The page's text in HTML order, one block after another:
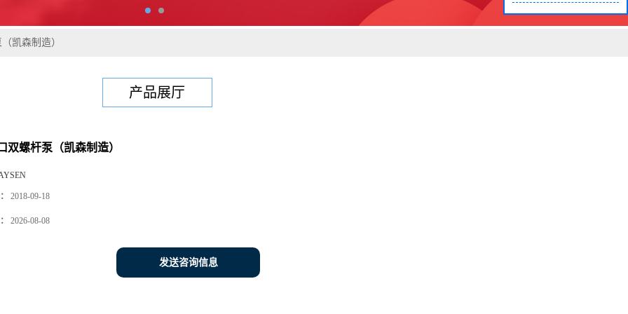
凯森制造）
产品展厅
双螺杆泵（凯森制造）
2018-09-18
2026-08-08
发送咨询信息